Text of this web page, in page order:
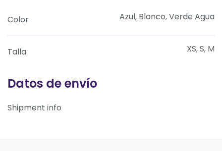
Color Azul, Blanco, Verde Agua
Talla XS, S, M
Datos de envío
Shipment info